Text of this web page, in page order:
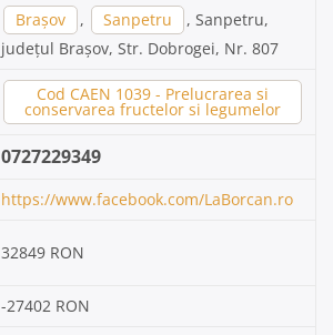
Brașov , Sanpetru
, Sanpetru,
județul Brașov, Str. Dobrogei, Nr. 807
Cod CAEN 1039 - Prelucrarea si
conservarea fructelor si legumelor
0727229349
https://www.facebook.com/LaBorcan.ro
32849 RON
-27402 RON